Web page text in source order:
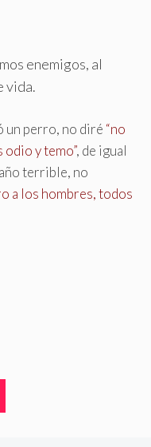
enemigos, al
vida.
un perro, no diré “no
y temo”, de igual
terrible, no
a los hombres, todos